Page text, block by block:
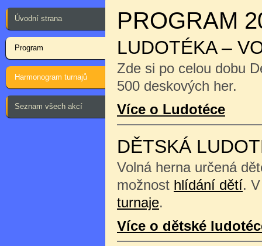
Úvodní strana
Program
Harmonogram turnajů
Seznam všech akcí
PROGRAM
LUDOTÉKA –
Zde si po celou dobu
500 deskových her.
Více o Ludotéce
DĚTSKÁ
Volná herna určená
možnost hlídání dětí.
turnaje.
Více o dětské